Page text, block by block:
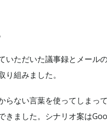
いただいた議事録とメール
組みました。
らない言葉を使ってしまっ
きました。シナリオ案は